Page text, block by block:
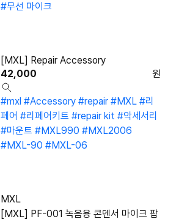
#무선 마이크
[MXL] Repair Accessory
42,000
원
#mxl #Accessory #repair #MXL #리
페어 #리페어키트 #repair kit #악세서리
#마운트 #MXL990 #MXL2006
#MXL-90 #MXL-06
MXL
[MXL] PF-001 녹음용 콘덴서 마이크 팝